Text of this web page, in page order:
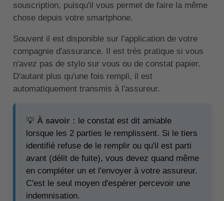
souscription, puisqu'il vous permet de faire la même
chose depuis votre smartphone.
Souvent il est disponible sur l'application de votre
compagnie d'assurance. Il est très pratique si vous
n'avez pas de stylo sur vous ou de constat papier.
D'autant plus qu'une fois rempli, il est
automatiquement transmis à l'assureur.
💡 À savoir : le constat est dit amiable
lorsque les 2 parties le remplissent. Si le tiers
identifié refuse de le remplir ou qu'il est parti
avant (délit de fuite), vous devez quand même
en compléter un et l'envoyer à votre assureur.
C'est le seul moyen d'espérer percevoir une
indemnisation.